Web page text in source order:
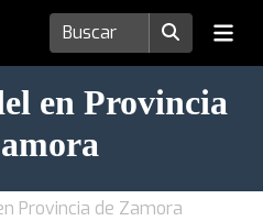
en Provincia
Provincia de Zamora